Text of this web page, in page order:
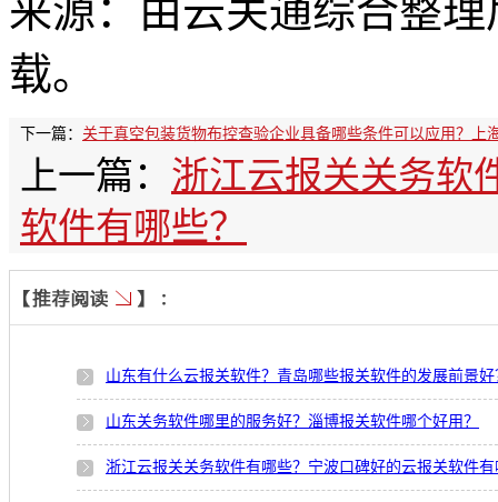
来源：由云关通综合整
载。
下一篇： 关于真空包装货物布控查验企业具备哪些条件可以应用？上
上一篇： 浙江云报关关务软
软件有哪些？
山东有什么云报关软件？青岛哪些报关软件的发展前景好
山东关务软件哪里的服务好？淄博报关软件哪个好用？
浙江云报关关务软件有哪些？宁波口碑好的云报关软件